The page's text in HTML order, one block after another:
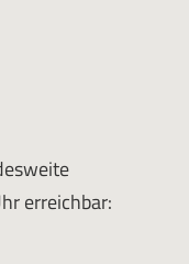
erreichbar: